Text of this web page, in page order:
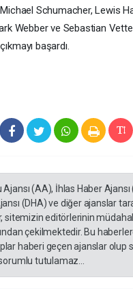
Schumacher, Lewis
Webber ve Sebastian
başardı.
(AA), İhlas Haber
(DHA) ve diğer ajanslar
sitemizin editörlerinin
çekilmektedir. Bu
haberi geçen ajanslar olup
tutulamaz...